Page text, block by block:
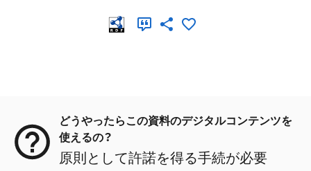
どうやったらこの資料のデジタルコンテンツを
使えるの？
原則として許諾を得る手続が必要